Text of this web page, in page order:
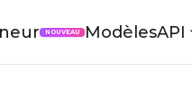
NOUVEAU ModèlesAPI